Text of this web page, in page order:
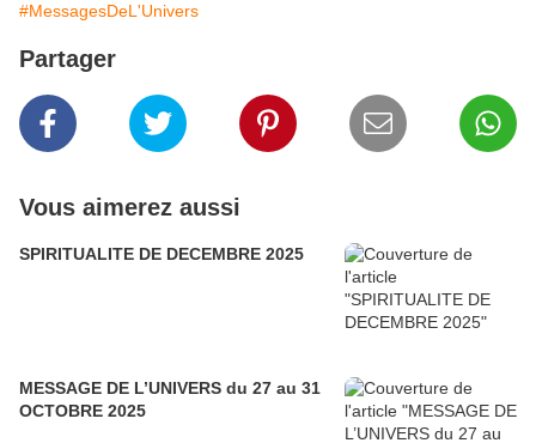
#MessagesDeL'Univers
Partager
Vous aimerez aussi
SPIRITUALITE DE DECEMBRE 2025
MESSAGE DE L’UNIVERS du 27 au 31
OCTOBRE 2025